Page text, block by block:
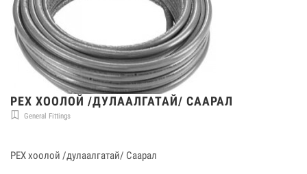
PEX ХООЛОЙ /ДУЛААЛГАТАЙ/ СААРАЛ
General Fittings
PEX хоолой /дулаалгатай/ Саарал